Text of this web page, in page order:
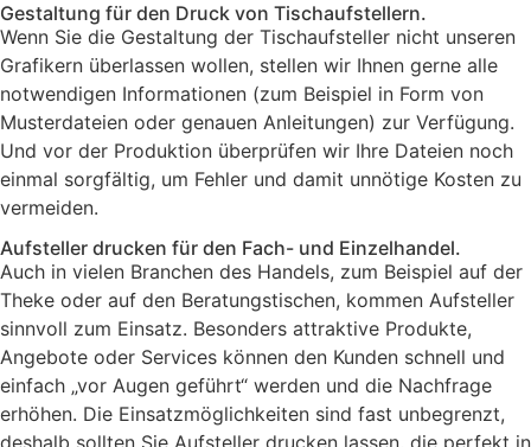
Gestaltung für den Druck von Tischaufstellern.
Wenn Sie die Gestaltung der Tischaufsteller nicht unseren
Grafikern überlassen wollen, stellen wir Ihnen gerne alle
notwendigen Informationen (zum Beispiel in Form von
Musterdateien oder genauen Anleitungen) zur Verfügung.
Und vor der Produktion überprüfen wir Ihre Dateien noch
einmal sorgfältig, um Fehler und damit unnötige Kosten zu
vermeiden.
Aufsteller drucken für den Fach- und Einzelhandel.
Auch in vielen Branchen des Handels, zum Beispiel auf der
Theke oder auf den Beratungstischen, kommen Aufsteller
sinnvoll zum Einsatz. Besonders attraktive Produkte,
Angebote oder Services können den Kunden schnell und
einfach „vor Augen geführt“ werden und die Nachfrage
erhöhen. Die Einsatzmöglichkeiten sind fast unbegrenzt,